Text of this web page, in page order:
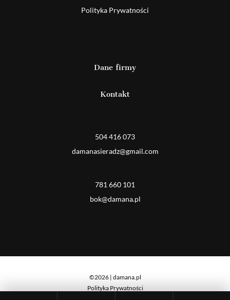
Polityka Prywatności
Dane firmy
Kontakt
504 416 073
damanasieradz@gmail.com
781 660 101
bok@damana.pl
©2026 | damana.pl
Polityka Prywatności